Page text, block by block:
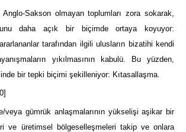
Anglo-Sakson olmayan toplumları zora sokarak,
daha açık bir biçimde ortaya koyuyor:
tarafından ilgili ulusların bizatihi kendi
yıkılmasının kabulü. Bu yüzden,
bir tepki biçimi şekilleniyor: Kıtasallaşma.
veya gümrük anlaşmalarının yükselişi aşikar bir
ve üretimsel bölgeselleşmeleri takip ve onlara